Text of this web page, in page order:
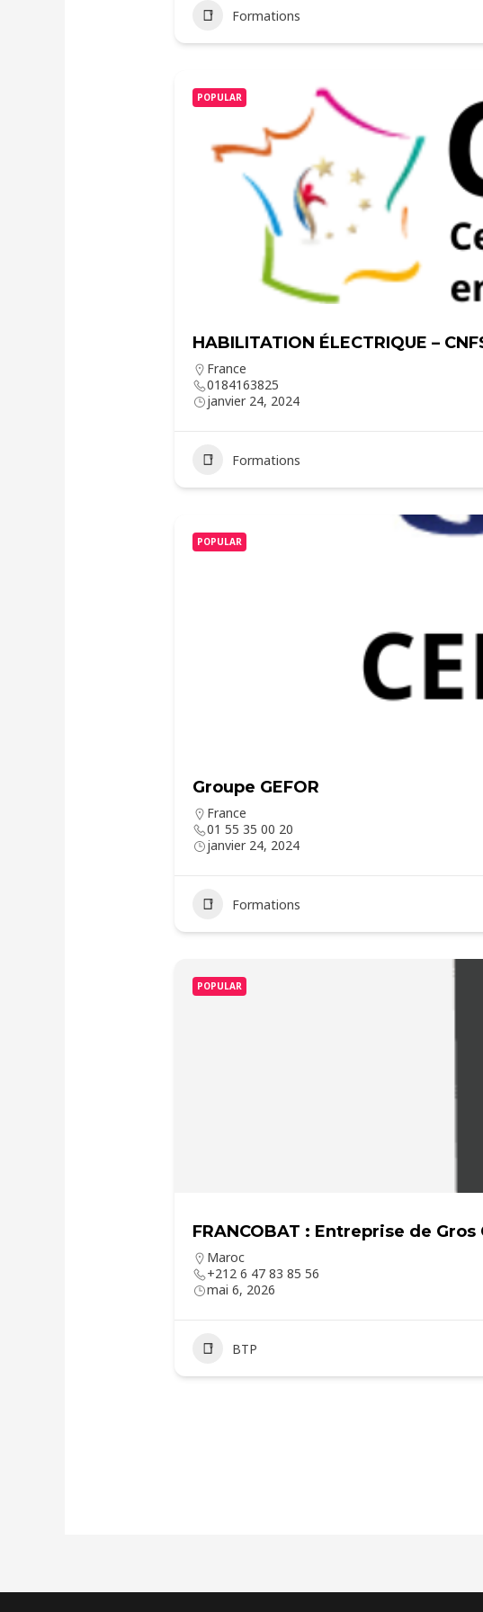
Formations
POPULAR
HABILITATION ÉLECTRIQUE –
France
0184163825
janvier 24, 2024
Formations
POPULAR
Groupe GEFOR
France
01 55 35 00 20
janvier 24, 2024
Formations
POPULAR
FRANCOBAT : Entreprise de
Maroc
+212 6 47 83 85 56
mai 6, 2026
BTP